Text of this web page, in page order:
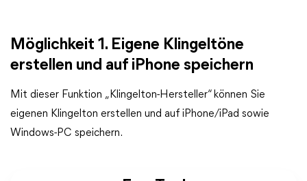
Möglichkeit 1. Eigene Klingeltöne
erstellen und auf iPhone speichern
Mit dieser Funktion „Klingelton-Hersteller“ können Sie
eigenen Klingelton erstellen und auf iPhone/iPad sowie
Windows-PC speichern.